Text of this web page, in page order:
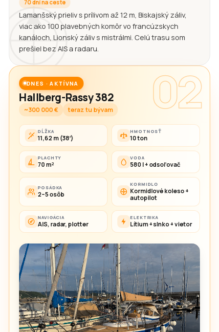
70 dní na ceste
Lamanšský prieliv s prílivom až 12 m, Biskajský záliv,
viac ako 100 plavebných komôr vo francúzskych
kanáloch, Lionský záliv s mistrálmi. Celú trasu som
prešiel bez AIS a radaru.
02
DNES · AKTÍVNA
Hallberg-Rassy 382
~300 000 € teraz tu bývam
DĹŽKA
11,62 m (38′)
HMOTNOSŤ
10 ton
PLACHTY
70 m²
VODA
580 l + odsoľovač
POSÁDKA
2–5 osôb
KORMIDLO
Kormidlové koleso +
autopilot
NAVIGÁCIA
AIS, radar, plotter
ELEKTRIKA
Lítium + slnko + vietor